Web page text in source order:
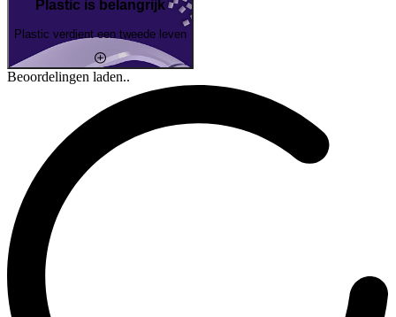
Plastic is belangrijk
Plastic verdient een tweede leven
Beoordelingen laden..